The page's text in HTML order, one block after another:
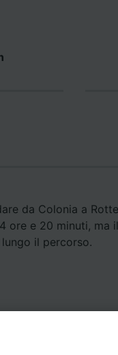
da Colonia a
ore e 20 minuti, ma
il percorso.